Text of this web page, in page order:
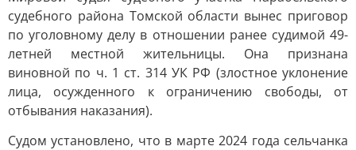
судебного района Томской области вынес приговор
по уголовному делу в отношении ранее судимой 49-
летней местной жительницы. Она признана
виновной по ч. 1 ст. 314 УК РФ (злостное уклонение
лица, осужденного к ограничению свободы, от
отбывания наказания).
Судом установлено, что в марте 2024 года сельчанка